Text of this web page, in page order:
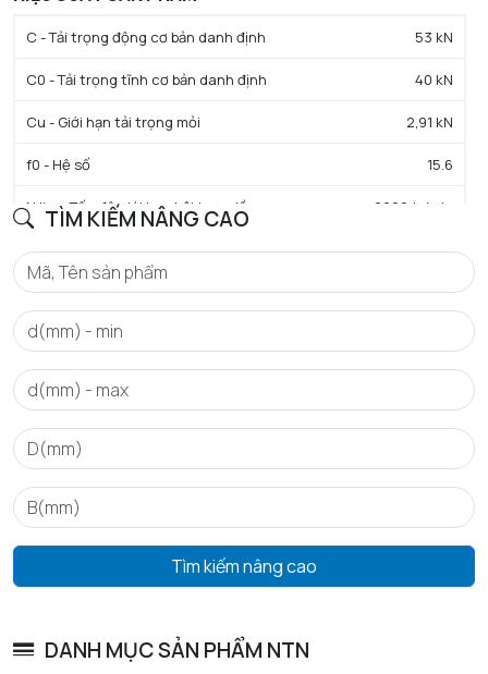
TÌM KIẾM NÂNG CAO
Tìm kiếm nâng cao
DANH MỤC SẢN PHẨM NTN
C - Tải trọng động cơ bản danh định 53 kN
C0 - Tải trọng tĩnh cơ bản danh định 40 kN
Cu - Giới hạn tải trọng mỏi 2,91 kN
f0 - Hệ số 15.6
N lim - Tốc độ giới hạn bôi trơn dầu 6200 tr/min
N lim - Tốc độ giới hạn bôi trơn mỡ 5300 tr/min
Tmin - Nhiệt độ hoạt động tối thiểu -40 °C
Tmax - Nhiệt độ hoạt động tối đa
GIỚI HẠN
da min - Đường kính vai tối thiểu IR 86,5 mm
Da max - Đường kính vai tối đa OR 118,5 mm
ra max - Bán kính góc lượn tối đa trục & vỏ